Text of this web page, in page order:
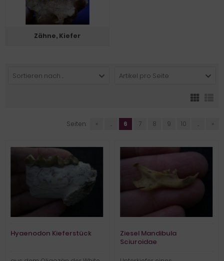
Zähne, Kiefer
Sortieren nach ... Artikel pro Seite
Seiten: « ... 6 7 8 9 10 ... »
Hyaenodon Kieferstück
Ziesel Mandibula
Sciuroidae